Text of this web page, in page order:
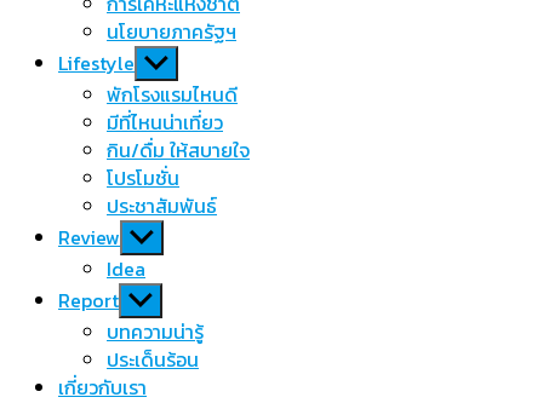
นโยบายภาครัฐฯ
Lifestyle Show
sub
menu
พักโรงแรมไหนดี
มีที่ไหนน่าเที่ยว
กิน/ดื่ม ให้สบายใจ
โปรโมชั่น
ประชาสัมพันธ์
Review Show
sub
menu
Idea
Report Show
sub
menu
บทความน่ารู้
ประเด็นร้อน
เกี่ยวกับเรา